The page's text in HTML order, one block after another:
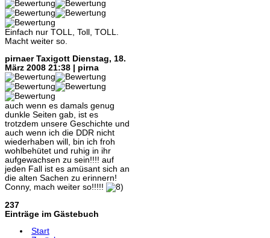
Einfach nur TOLL, Toll, TOLL.
Macht weiter so.
pirnaer Taxigott Dienstag, 18.
März 2008 21:38 | pirna
auch wenn es damals genug
dunkle Seiten gab, ist es
trotzdem unsere Geschichte und
auch wenn ich die DDR nicht
wiederhaben will, bin ich froh
wohlbehütet und ruhig in ihr
aufgewachsen zu sein!!!! auf
jeden Fall ist es amüsant sich an
die alten Sachen zu erinnern!
Conny, mach weiter so!!!!!
237
Einträge im Gästebuch
Start